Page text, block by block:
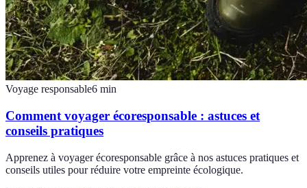
Voyage responsable6 min
Comment voyager écoresponsable : astuces et
conseils pratiques
Apprenez à voyager écoresponsable grâce à nos astuces pratiques et
conseils utiles pour réduire votre empreinte écologique.